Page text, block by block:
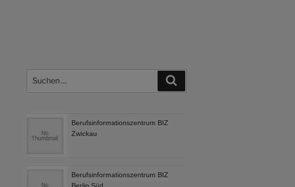
nach:
Berufsinformationszentrum BIZ
Zwickau
Berufsinformationszentrum BIZ